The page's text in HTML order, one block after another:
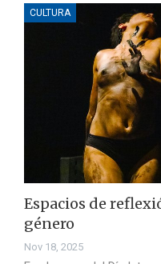
CULTURA
Espacios de
género
Nov 18, 2025